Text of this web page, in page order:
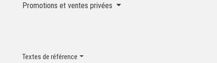
Promotions et ventes privées
Textes de référence